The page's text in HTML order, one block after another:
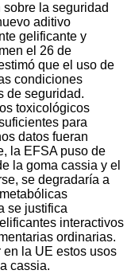
la seguridad
aditivo
gelificante y
el 26 de
que el uso de
condiciones
de seguridad.
toxicológicos
para
datos fueran
la EFSA puso de
la goma cassia y el
se degradaría a
se justifica
interactivos
ordinarias.
la UE estos usos
cassia.